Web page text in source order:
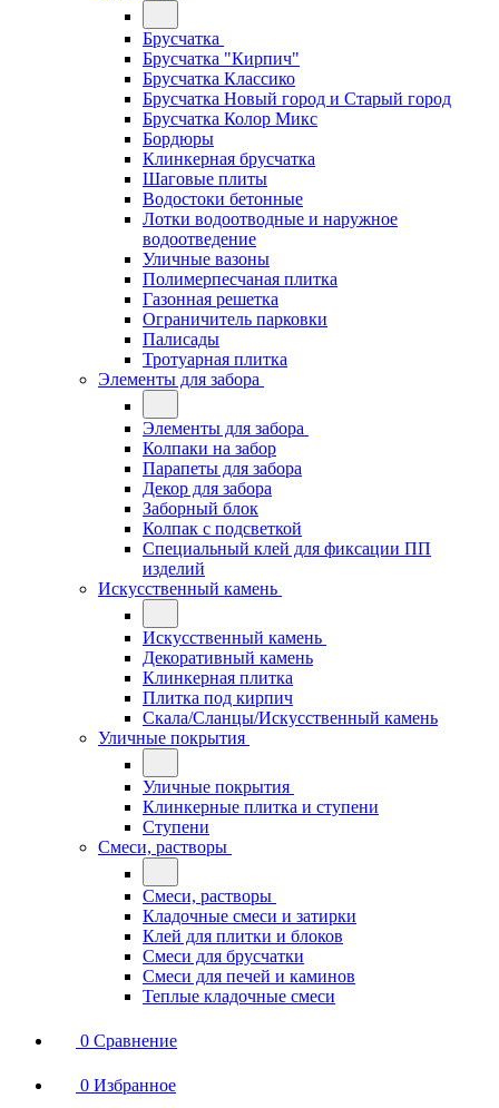
Брусчатка
Брусчатка "Кирпич"
Брусчатка Классико
Брусчатка Новый город и Старый город
Брусчатка Колор Микс
Бордюры
Клинкерная брусчатка
Шаговые плиты
Водостоки бетонные
Лотки водоотводные и наружное
водоотведение
Уличные вазоны
Полимерпесчаная плитка
Газонная решетка
Ограничитель парковки
Палисады
Тротуарная плитка
Элементы для забора
Элементы для забора
Колпаки на забор
Парапеты для забора
Декор для забора
Заборный блок
Колпак с подсветкой
Специальный клей для фиксации ПП
изделий
Искусственный камень
Искусственный камень
Декоративный камень
Клинкерная плитка
Плитка под кирпич
Скала/Сланцы/Искусственный камень
Уличные покрытия
Уличные покрытия
Клинкерные плитка и ступени
Ступени
Смеси, растворы
Смеси, растворы
Кладочные смеси и затирки
Клей для плитки и блоков
Смеси для брусчатки
Смеси для печей и каминов
Теплые кладочные смеси
0 Сравнение
0 Избранное